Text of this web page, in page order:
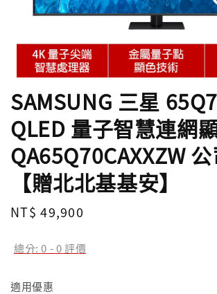
SAMSUNG 三星
QLED 量子智慧連網
QA65Q70CAXXZW
【贈北北基基安】
Regular
NT$ 49,900
總分:0 -0評價
適用優惠